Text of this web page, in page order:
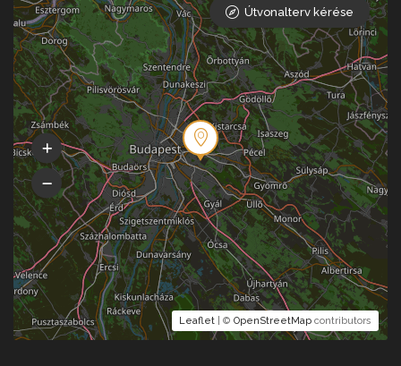
Leaflet | © OpenStreetMap contributors
Útvonalterv kérése